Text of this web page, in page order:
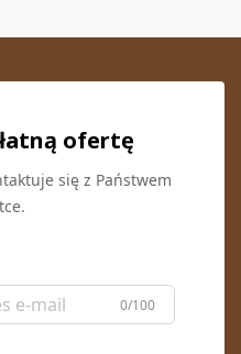
ofertę
się z Państwem
0/100